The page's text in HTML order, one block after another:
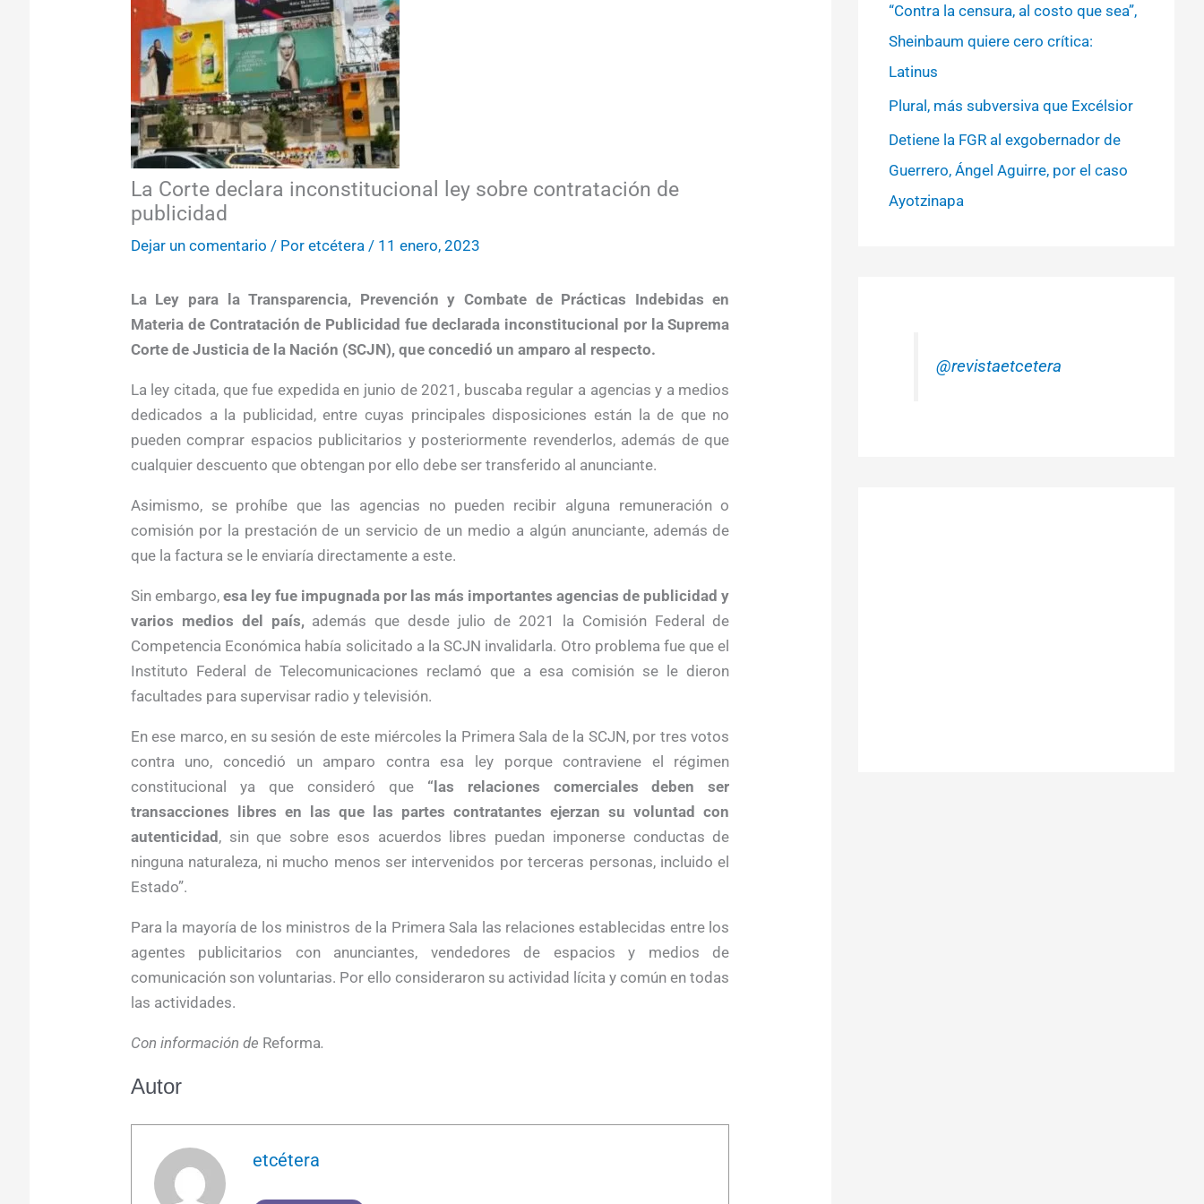
La Corte declara inconstitucional ley sobre contratación de
publicidad
Dejar un comentario / Por etcétera / 11 enero, 2023
La Ley para la Transparencia, Prevención y Combate de Prácticas Indebidas en
Materia de Contratación de Publicidad fue declarada inconstitucional por la Suprema
Corte de Justicia de la Nación (SCJN), que concedió un amparo al respecto.
La ley citada, que fue expedida en junio de 2021, buscaba regular a agencias y a medios
dedicados a la publicidad, entre cuyas principales disposiciones están la de que no
pueden comprar espacios publicitarios y posteriormente revenderlos, además de que
cualquier descuento que obtengan por ello debe ser transferido al anunciante.
Asimismo, se prohíbe que las agencias no pueden recibir alguna remuneración o
comisión por la prestación de un servicio de un medio a algún anunciante, además de
que la factura se le enviaría directamente a este.
Sin embargo, esa ley fue impugnada por las más importantes agencias de publicidad y
varios medios del país,además que desde julio de 2021 la Comisión Federal de
Competencia Económica había solicitado a la SCJN invalidarla. Otro problema fue que el
Instituto Federal de Telecomunicaciones reclamó que a esa comisión se le dieron
facultades para supervisar radio y televisión.
En ese marco, en su sesión de este miércoles la Primera Sala de la SCJN, por tres votos
contra uno, concedió un amparo contra esa ley porque contraviene el régimen
constitucional ya que consideró que “las relaciones comerciales deben ser
transacciones libres en las que las partes contratantes ejerzan su voluntad con
autenticidad, sin que sobre esos acuerdos libres puedan imponerse conductas de
ninguna naturaleza, ni mucho menos ser intervenidos por terceras personas, incluido el
Estado”.
Para la mayoría de los ministros de la Primera Sala las relaciones establecidas entre los
agentes publicitarios con anunciantes, vendedores de espacios y medios de
comunicación son voluntarias. Por ello consideraron su actividad lícita y común en todas
las actividades.
Con información de Reforma.
Autor
etcétera
“Contra la censura, al costo que sea”,
Sheinbaum quiere cero crítica:
Latinus
Plural, más subversiva que Excélsior
Detiene la FGR al exgobernador de
Guerrero, Ángel Aguirre, por el caso
Ayotzinapa
@revistaetcetera